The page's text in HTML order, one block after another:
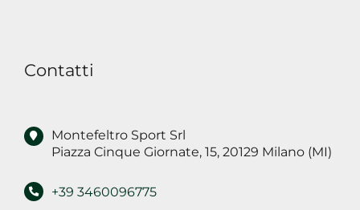
diContatti
Montefeltro Sport Srl
Piazza Cinque Giornate, 15, 20129 Milano (MI)
+39 3460096775